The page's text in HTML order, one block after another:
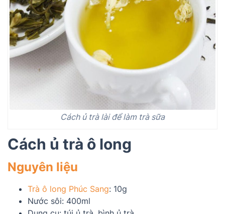
Cách ủ trà lài để làm trà sữa
Cách ủ trà ô long
Nguyên liệu
Trà ô long Phúc Sang: 10g
Nước sôi: 400ml